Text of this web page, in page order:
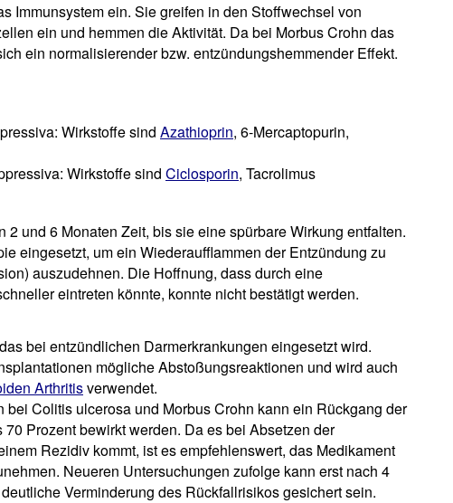
Immunsystem ein. Sie greifen in den Stoffwechsel von
ein und hemmen die Aktivität. Da bei Morbus Crohn das
ein normalisierender bzw. entzündungshemmender Effekt.
Wirkstoffe sind Azathioprin, 6-Mercaptopurin,
Wirkstoffe sind Ciclosporin, Tacrolimus
und 6 Monaten Zeit, bis sie eine spürbare Wirkung entfalten.
eingesetzt, um ein Wiederaufflammen der Entzündung zu
auszudehnen. Die Hoffnung, dass durch eine
eintreten könnte, konnte nicht bestätigt werden.
bei entzündlichen Darmerkrankungen eingesetzt wird.
mögliche Abstoßungsreaktionen und wird auch
Arthritisverwendet.
Colitis ulcerosa und Morbus Crohn kann ein Rückgang der
Prozent bewirkt werden. Da es bei Absetzen der
Rezidiv kommt, ist es empfehlenswert, das Medikament
Neueren Untersuchungen zufolge kann erst nach 4
Verminderung des Rückfallrisikos gesichert sein.